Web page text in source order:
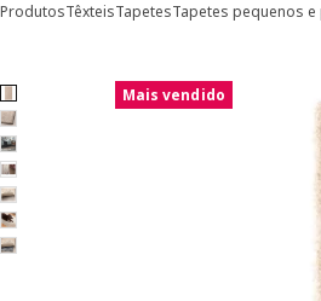
ProdutosTêxteisTapetesTapetes pequenos
7 imagens de STOENSE
imagens Mais vendido